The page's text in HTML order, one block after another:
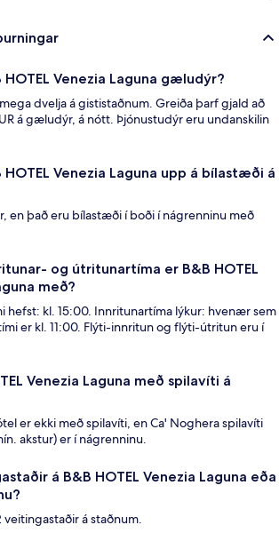
HOTEL Venezia Laguna gæludýr?
dvelja á gististaðnum. Greiða þarf gjald að
á gæludýr, á nótt. Þjónustudýr eru undanskilin
HOTEL Venezia Laguna upp á bílastæði á
en það eru bílastæði í boði í nágrenninu með
og útritunartíma er B&B HOTEL
með?
hefst: kl. 15:00. Innritunartíma lýkur: hvenær sem
er kl. 11:00. Flýti-innritun og flýti-útritun eru í
Venezia Laguna með spilavíti á
er ekki með spilavíti, en Ca' Noghera spilavíti
akstur) er í nágrenninu.
á B&B HOTEL Venezia Laguna eða
veitingastaðir á staðnum.